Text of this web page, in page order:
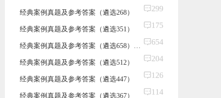
​经典案例真题及参考答案（遴选268）
299
经典案例真题及参考答案（遴选351）
175
654
经典案例真题及参考答案（遴选512）
204
​经典案例真题及参考答案（遴选447）
126
经典案例真题及参考答案（遴选367）
114